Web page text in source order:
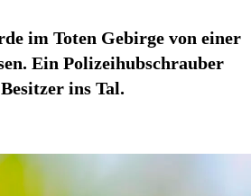
im Toten Gebirge von einer
Ein Polizeihubschrauber
ins Tal.